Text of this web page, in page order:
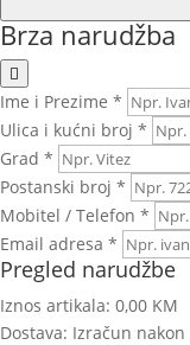
Brza narudžba
Ime i Prezime *
Ulica i kućni broj *
Grad *
Postanski broj *
Mobitel / Telefon *
Email adresa *
Pregled narudžbe
Iznos artikala: 0,00 KM
Dostava: Izračun